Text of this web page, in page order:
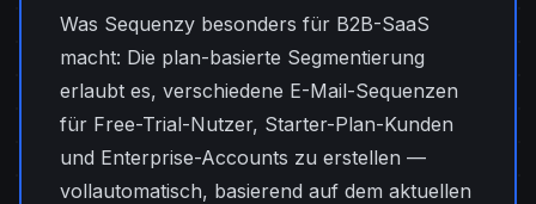
Was Sequenzy besonders für B2B-SaaS
macht: Die plan-basierte Segmentierung
erlaubt es, verschiedene E-Mail-Sequenzen
für Free-Trial-Nutzer, Starter-Plan-Kunden
und Enterprise-Accounts zu erstellen —
vollautomatisch, basierend auf dem aktuellen